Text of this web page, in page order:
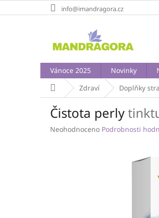
na
info@imandragora.cz
Vánoce 2025 Novinky
Domů Zdraví Doplňky
Čistota perly
Průměrné
Neohodnoceno Podrobnosti